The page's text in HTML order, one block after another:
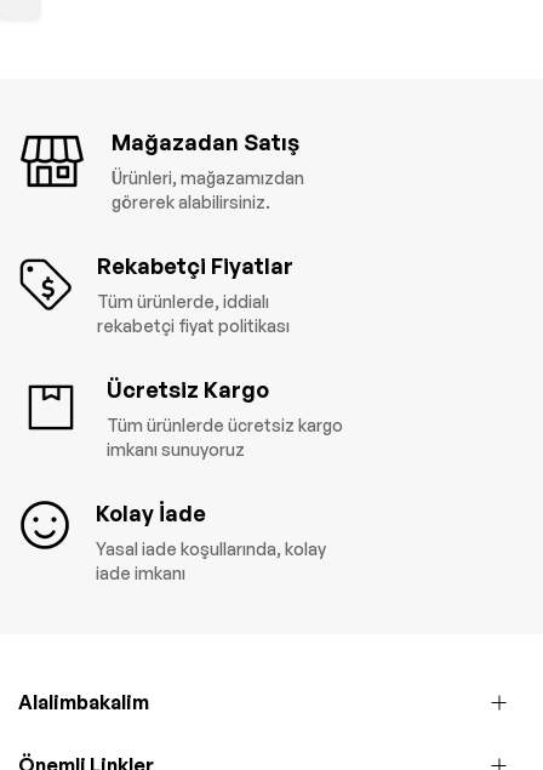
Mağazadan Satış
Ürünleri, mağazamızdan
görerek alabilirsiniz.
Rekabetçi Fiyatlar
Tüm ürünlerde, iddialı
rekabetçi fiyat politikası
Ücretsiz Kargo
Tüm ürünlerde ücretsiz kargo
imkanı sunuyoruz
Kolay İade
Yasal iade koşullarında, kolay
iade imkanı
Alalimbakalim
Önemli Linkler